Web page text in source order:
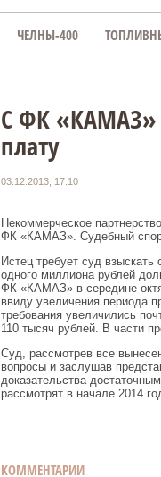
ЧЕЛНЫ-400
С ФК «КАМАЗ»
плату
03.12.2013, 17:10
Некоммерческое
ФК «КАМАЗ». Судебный спор
Истец требует суд взыскать
одного миллиона рублей
ФК «КАМАЗ» в середине
ввиду увеличения периода
требования увеличились
110 тысяч рублей. В части
Суд, рассмотрев все
вопросы и заслушав
доказательства
рассмотрят в начале 2014
КОММЕНТАРИИ